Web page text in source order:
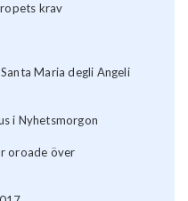
krav
Maria degli Angeli
i Nyhetsmorgon
oroade över